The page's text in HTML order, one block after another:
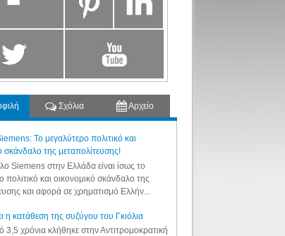
Σχόλια Αρχείο
Το μεγαλύτερο πολιτικό και
σκάνδαλο της μεταπολίτευσης!
Siemens στην Ελλάδα είναι ίσως το
πολιτικό και οικονομικό σκάνδαλο της
και αφορά σε χρηματισμό Ελλήν...
η κατάθεση της συζύγου του Γκιόλια
3,5 χρόνια κλήθηκε στην Αντιτρομοκρατική